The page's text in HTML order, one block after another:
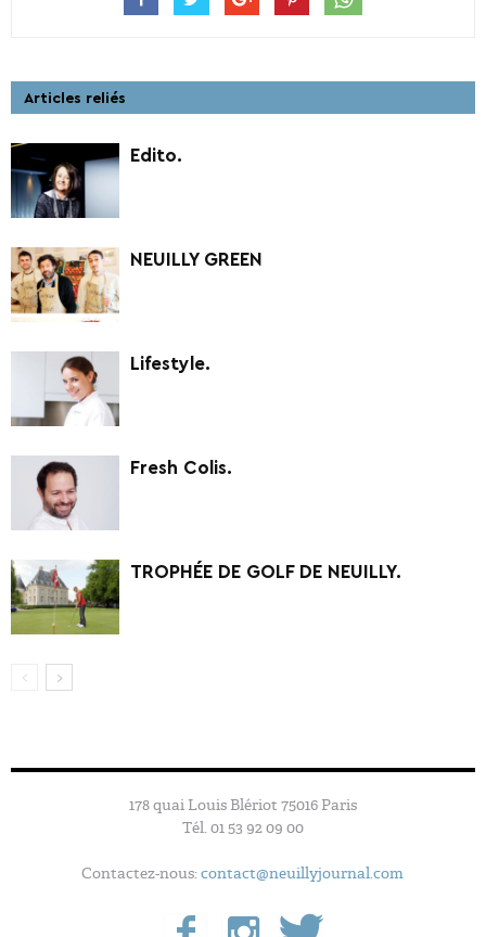
Articles reliés
Edito.
NEUILLY GREEN
Lifestyle.
Fresh Colis.
TROPHÉE DE GOLF DE NEUILLY.
178 quai Louis Blériot 75016 Paris
Tél. 01 53 92 09 00
Contactez-nous:contact@neuillyjournal.com